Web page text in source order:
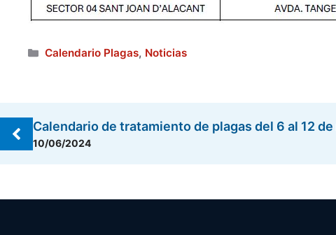
Categorías
Calendario Plagas, Noticias
Calendario de tratamiento de plagas del 6 al 12
10/06/2024